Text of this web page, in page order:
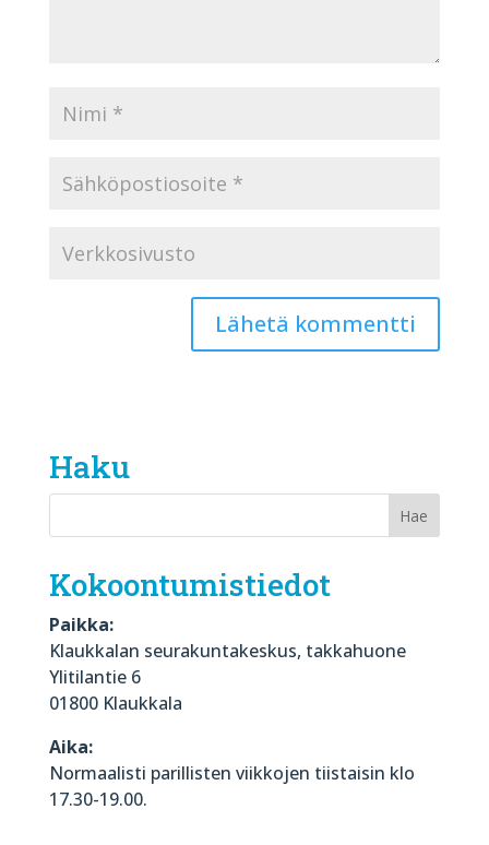
Haku
Kokoontumistiedot
Paikka:
Klaukkalan seurakuntakeskus, takkahuone
Ylitilantie 6
01800 Klaukkala
Aika:
Normaalisti parillisten viikkojen tiistaisin klo
17.30-19.00.